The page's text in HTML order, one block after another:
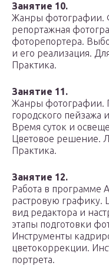
Занятие 10.
Жанры фотографии.
репортажная
фоторепортера.
и его реализация.
Практика.
Занятие 11.
Жанры фотографии.
городского пейзажа
Время суток и
Цветовое решение.
Практика.
Занятие 12.
Работа в программе
растровую графику.
вид редактора и
этапы подготовки
Инструменты
цветокоррекции.
портрета.